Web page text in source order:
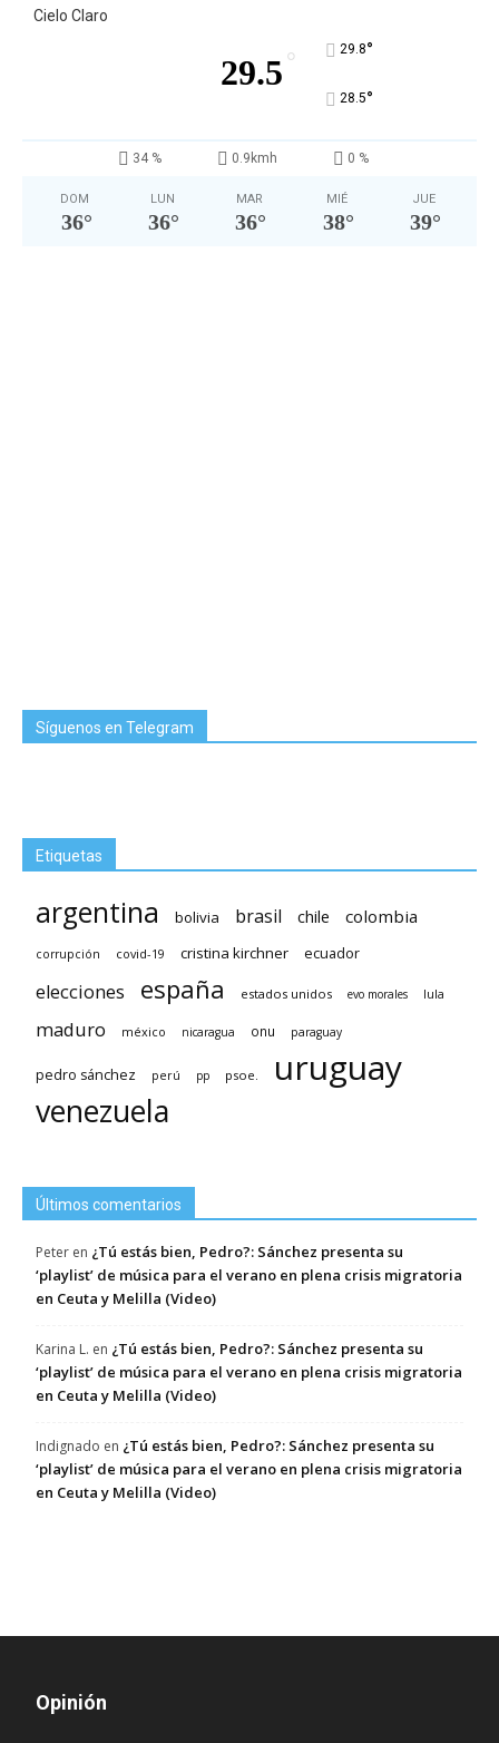
Cielo Claro
29.5 ° 29.8°
28.5°
34 % 0.9kmh 0 %
DOM
36°
LUN
36°
MAR
36°
MIÉ
38°
JUE
39°
Síguenos en Telegram
Etiquetas
argentina bolivia brasil chile colombia
corrupción covid-19 cristina kirchner ecuador
elecciones españa estados unidos evo morales lula
maduro méxico nicaragua onu paraguay
pedro sánchez perú pp psoe. uruguay
venezuela
Últimos comentarios
Peter en ¿Tú estás bien, Pedro?: Sánchez presenta su
‘playlist’ de música para el verano en plena crisis migratoria
en Ceuta y Melilla (Video)
Karina L. en ¿Tú estás bien, Pedro?: Sánchez presenta su
‘playlist’ de música para el verano en plena crisis migratoria
en Ceuta y Melilla (Video)
Indignado en ¿Tú estás bien, Pedro?: Sánchez presenta su
‘playlist’ de música para el verano en plena crisis migratoria
en Ceuta y Melilla (Video)
Opinión